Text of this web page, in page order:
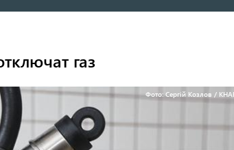
газ
Фото: Сергій Козлов /